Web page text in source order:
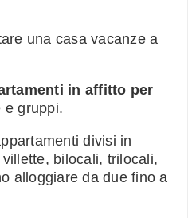
una casa vacanze a
in affitto per
e gruppi.
divisi in
villette, bilocali, trilocali,
alloggiare da due fino a